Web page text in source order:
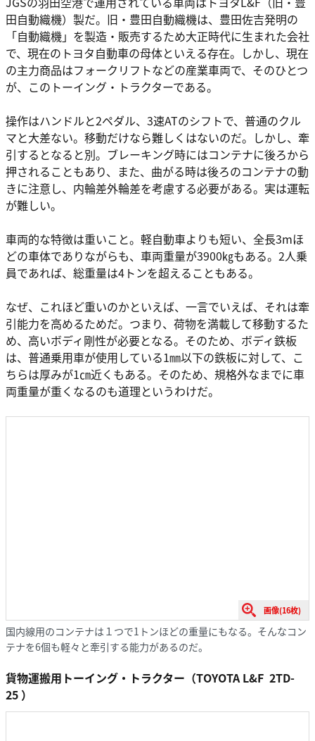
田自動織機）製だ。旧・豊田自動織機は、豊田佐吉発明の
「自動織機」を製造・販売するため大正時代に生まれた会社
で、現在のトヨタ自動車の母体といえる存在。しかし、現在
の主力商品はフォークリフトなどの産業車両で、そのひとつ
が、このトーイング・トラクターである。
操作はハンドルと2ペダル、3速ATのシフトで、普通のクル
マと大差ない。移動だけなら難しくはないのだ。しかし、牽
引するとなると別。ブレーキング時にはコンテナに後ろから
押されることもあり、また、曲がる時は後ろのコンテナの動
きに注意し、内輪差外輪差を考慮する必要がある。実は運転
が難しい。
車両的な特徴は重いこと。軽自動車よりも短い、全長3mほ
どの車体でありながらも、車両重量が3900㎏もある。2人乗
員であれば、総重量は4トンを超えることもある。
なぜ、これほど重いのかといえば、一言でいえば、それは牽
引能力を高めるためだ。つまり、荷物を満載して移動するた
め、高いボディ剛性が必要となる。そのため、ボディ鉄板
は、普通乗用車が使用している1㎜以下の鉄板に対して、こ
ちらは厚みが1㎝近くもある。そのため、規格外なまでに車
両重量が重くなるのも道理というわけだ。
画像(16枚)
国内線用のコンテナは１つで1トンほどの重量にもなる。そんなコン
テナを6個も軽々と牽引する能力があるのだ。
貨物運搬用トーイング・トラクター（TOYOTA L&F 2TD-
25 ）